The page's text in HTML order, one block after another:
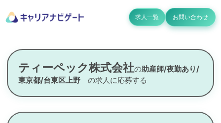
求人一覧 お問い合わせ
ティーペック株式会社の助産師/夜勤あり/
東京都/台東区上野 の求人に応募する